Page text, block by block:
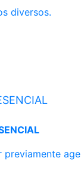
diversos.
previamente